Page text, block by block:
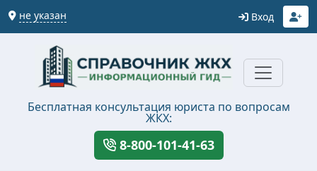
не указан Вход
Бесплатная консультация юриста по вопросам
ЖКХ:
8-800-101-41-63